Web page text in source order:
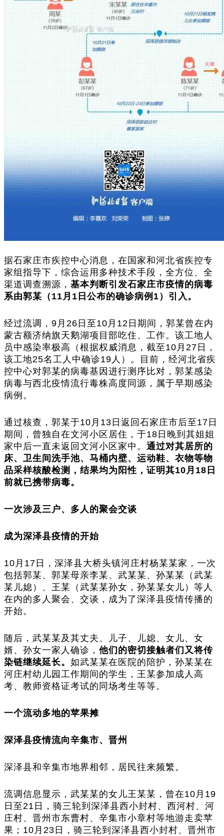
据石家庄市疾控中心消息，在国家和河北省疾控专
家组指导下，综合运用多种技术手段，全方位、全
渠道调查溯源， 基本判断引发石家庄市疫情的病毒
系由郭某（11月1日公布的确诊病例1）引入。
经过流调，9月26日至10月12日期间，郭某曾在内
蒙古额济纳旗天鹅湖项目部吃住、工作。该工地人
员中感染率极高（根据权威消息，截至10月27日，
该工地25名工人中确诊19人）。目前，经河北省疾
控中心对郭某的病毒基因进行测序比对，郭某感染
病毒与西北疫情流行毒株高度同源，属于早期感染
病例。
通过核查，郭某于10月13日返回石家庄市后至17日
期间，曾独自在文河小区居住，于18日晚到其姐姐
家中后一直未返回文河小区家中。 通过对其居所的
床、卫生间洗手池、马桶内壁、运动鞋、衣物等物
品采样核酸检测，结果均为阳性，证明其10月18日
前就已携带病毒。
一次涉及三户、多人的聚会交谈
成为深泽县疫情的开始
10月17日，深泽县大桥头镇河庄村杨某某家，一次
包括郭某、郭某母亲李某、武某某、孙某某（武某
某儿媳）、王某（武某某孙女，孙某某女儿）等人
在内的多人聚会、交谈，成为了深泽县疫情传播的
开始。
随后，武某某及其丈夫、儿子、儿媳、女儿、女
婿、孙女一家人确诊， 他们的密切接触者们又将传
染链继续延长。 如武某某在医院的陪护，孙某某在
河庄村幼儿园工作期间的学生，王某参加成人高
考、教师资格证考试的同场考生等等。
一个流动多地的苹果摊
深泽县疫情流向辛集市、晋州
深泽县和辛集市地界相邻，居民往来频繁。
流调信息显示，武某某的女儿王某某，曾在10月19
日至21日，骑三轮到深泽县西小封村、西河村、河
庄村、晋州市东曹村、辛集市小章村等地游走卖苹
果；10月23日，骑三轮到深泽县西小封村、晋州市